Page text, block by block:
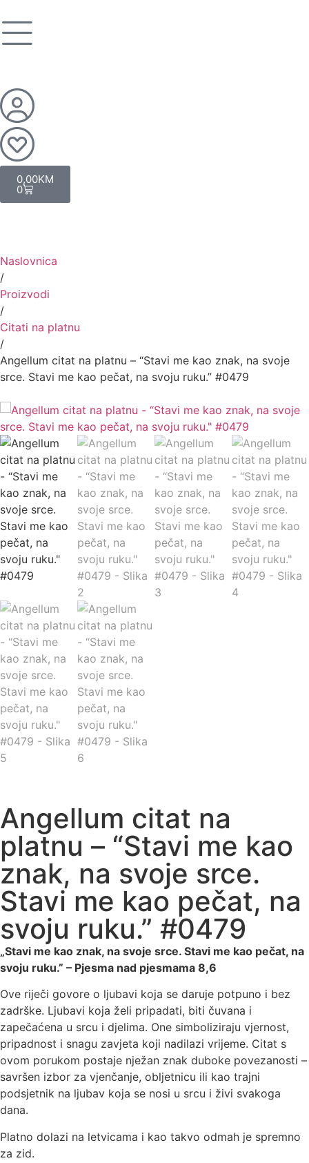
0,00KM
0
Naslovnica
/
Proizvodi
/
Citati na platnu
/
Angellum citat na platnu – “Stavi me kao znak, na svoje
srce. Stavi me kao pečat, na svoju ruku.” #0479
Angellum citat na
platnu – “Stavi me kao
znak, na svoje srce.
Stavi me kao pečat, na
svoju ruku.” #0479
„Stavi me kao znak, na svoje srce. Stavi me kao pečat, na
svoju ruku.” – Pjesma nad pjesmama 8,6
Ove riječi govore o ljubavi koja se daruje potpuno i bez
zadrške. Ljubavi koja želi pripadati, biti čuvana i
zapečaćena u srcu i djelima. One simboliziraju vjernost,
pripadnost i snagu zavjeta koji nadilazi vrijeme. Citat s
ovom porukom postaje nježan znak duboke povezanosti –
savršen izbor za vjenčanje, obljetnicu ili kao trajni
podsjetnik na ljubav koja se nosi u srcu i živi svakoga
dana.
Platno dolazi na letvicama i kao takvo odmah je spremno
za zid.